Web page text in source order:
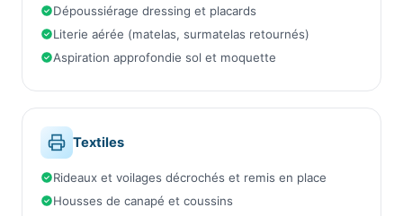
Dépoussiérage dressing et placards
Literie aérée (matelas, surmatelas retournés)
Aspiration approfondie sol et moquette
Textiles
Rideaux et voilages décrochés et remis en place
Housses de canapé et coussins